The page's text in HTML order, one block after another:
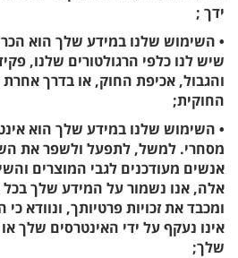
ידך ;
• השימוש שלנו במידע שלך הוא
שיש לנו כלפי הרגולטורים שלנו,
והגבול, אכיפת החוק, או בדרך אחרת
החוקית;
• השימוש שלנו במידע שלך הוא
מסחרי. למשל, לתפעל ולשפר את
אנשים מעודכנים לגבי המוצרים
אלה, אנו נשמור על המידע שלך בכל
ומכבד את זכויות פרטיותך, ונוודא
אינו נעקף על ידי האינטרסים שלך או
שלך;